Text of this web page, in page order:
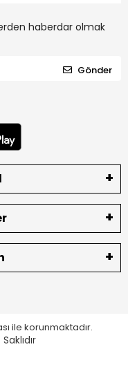
haberdar olmak
Gönder
ile korunmaktadır.